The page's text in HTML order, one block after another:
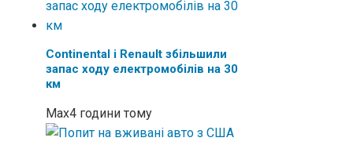
Continental і Renault збільшили
запас ходу електромобілів на 30
км
Max4 години тому